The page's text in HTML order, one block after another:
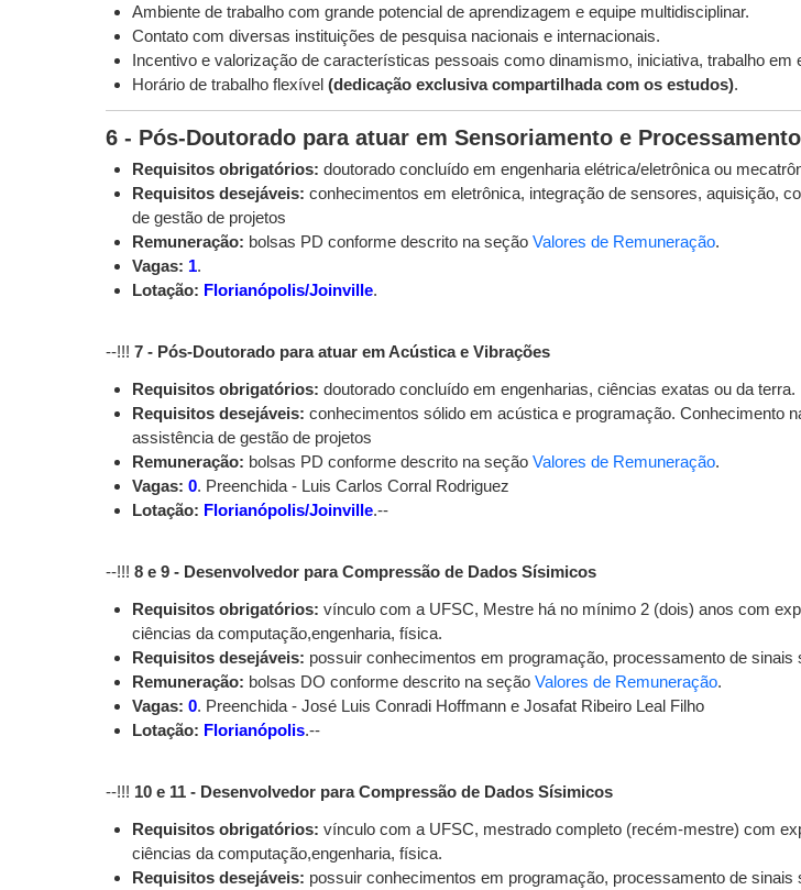
Ambiente de trabalho com grande potencial de aprendizagem e equipe multidisciplinar.
Contato com diversas instituições de pesquisa nacionais e internacionais.
Incentivo e valorização de características pessoais como dinamismo, iniciativa, trabalho em
Horário de trabalho flexível (dedicação exclusiva compartilhada com os estudos).
6 - Pós-Doutorado para atuar em Sensoriamento e
Requisitos obrigatórios: doutorado concluído em engenharia elétrica/eletrônica ou
Requisitos desejáveis: conhecimentos em eletrônica, integração de sensores, aquisição,
de gestão de projetos
Remuneração: bolsas PD conforme descrito na seção Valores de Remuneração.
Vagas: 1.
Lotação: Florianópolis/Joinville.
--!!! 7 - Pós-Doutorado para atuar em Acústica e Vibrações
Requisitos obrigatórios: doutorado concluído em engenharias, ciências exatas ou da terra.
Requisitos desejáveis: conhecimentos sólido em acústica e programação. Conhecimento
assistência de gestão de projetos
Remuneração: bolsas PD conforme descrito na seção Valores de Remuneração.
Vagas: 0. Preenchida - Luis Carlos Corral Rodriguez
Lotação: Florianópolis/Joinville.--
--!!! 8 e 9 - Desenvolvedor para Compressão de Dados Sísimicos
Requisitos obrigatórios: vínculo com a UFSC, Mestre há no mínimo 2 (dois) anos com
ciências da computação,engenharia, física.
Requisitos desejáveis: possuir conhecimentos em programação, processamento de
Remuneração: bolsas DO conforme descrito na seção Valores de Remuneração.
Vagas: 0. Preenchida - José Luis Conradi Hoffmann e Josafat Ribeiro Leal Filho
Lotação: Florianópolis.--
--!!! 10 e 11 - Desenvolvedor para Compressão de Dados Sísimicos
Requisitos obrigatórios: vínculo com a UFSC, mestrado completo (recém-mestre) com
ciências da computação,engenharia, física.
Requisitos desejáveis: possuir conhecimentos em programação, processamento de